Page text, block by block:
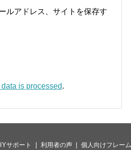
ルアドレス、サイトを保存す
is processed.
サポート 利用者の声 個人向けフレー